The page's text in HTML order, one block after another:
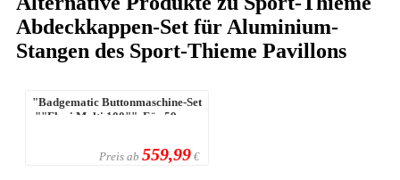
Abdeckkappen-Set für Aluminium-
Stangen des Sport-Thieme Pavillons
"Badgematic Buttonmaschine-Set
""Flexi Multi 100"", Für 59 mm
Preis ab 559,99 €